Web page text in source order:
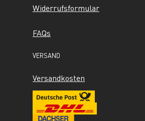
Widerrufsformular
FAQs
VERSAND
Versandkosten